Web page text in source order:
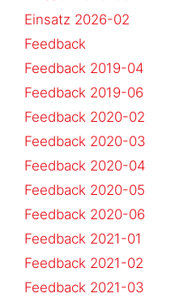
Einsatz 2026-02
Feedback
Feedback 2019-04
Feedback 2019-06
Feedback 2020-02
Feedback 2020-03
Feedback 2020-04
Feedback 2020-05
Feedback 2020-06
Feedback 2021-01
Feedback 2021-02
Feedback 2021-03